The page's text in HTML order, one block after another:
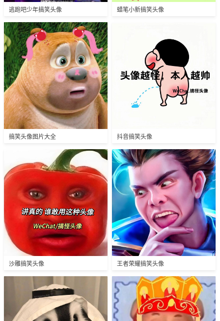
逃跑吧少年搞笑头像 蜡笔小新搞笑头像
搞笑头像图片大全 抖音搞笑头像
沙雕搞笑头像 王者荣耀搞笑头像